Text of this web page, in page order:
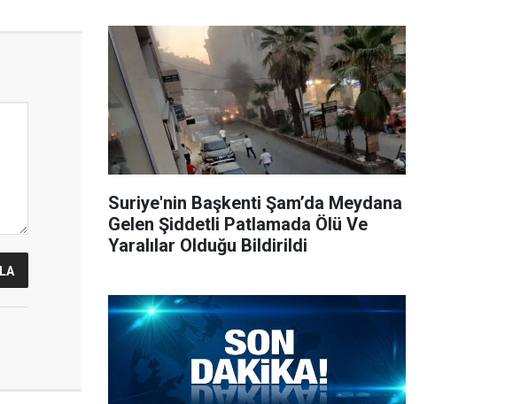
Suriye'nin Başkenti Şam’da Meydana
Gelen Şiddetli Patlamada Ölü Ve
Yaralılar Olduğu Bildirildi